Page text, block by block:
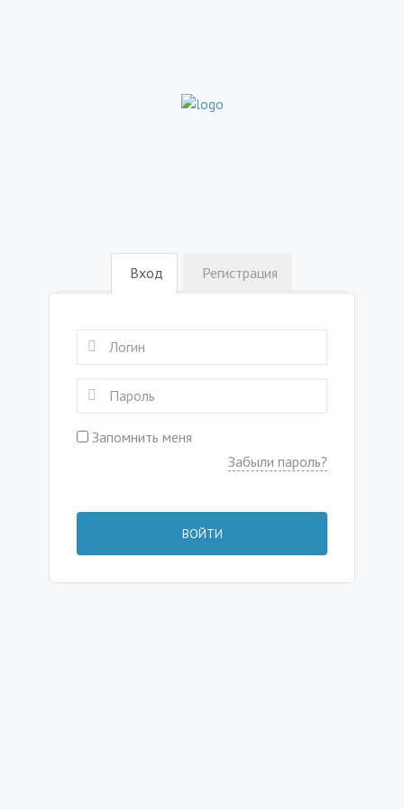
Вход Регистрация
Запомнить меня
Забыли пароль?
ВОЙТИ